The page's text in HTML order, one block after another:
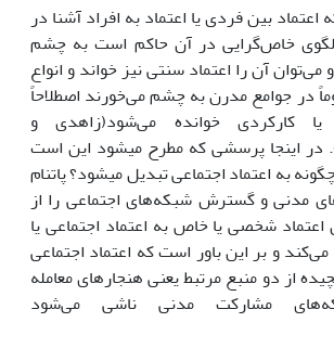
اعتماد بین فردی یا اعتماد به افراد آشنا در
خاص‌گرایی در آن حاکم است به چشم
آن را اعتماد سنتی نیز خواند و انواع
در جوامع مدرن به چشم می‌خورند اصطلاحاً
یا کارکردی خوانده می‌شود(زاهدی و
در اینجا پرسشی که مطرح می‏شود این است
به اعتماد اجتماعی تبدیل میشود؟ پاتنام
مدنی و گسترش شبکه‌های اجتماعی را از
اعتماد شخصی یا خاص به اعتماد اجتماعی یا
و بر این باور است که اعتماد اجتماعی
از دو منبع مرتبط یعنی هنجارهای معامله
مشارکت مدنی ناشی می‌شود